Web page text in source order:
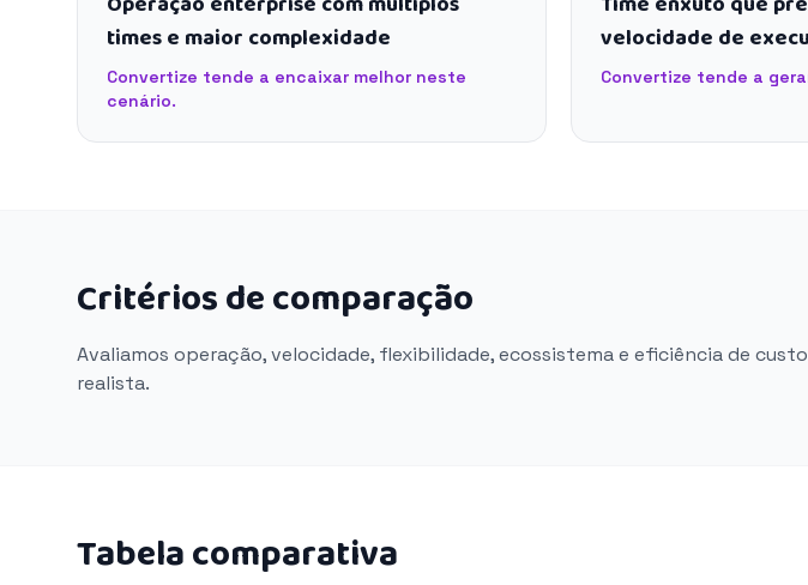
times e maior complexidade
Convertize tende a encaixar melhor neste
cenário.
velocidade de
Convertize tende a
Critérios de comparação
Avaliamos operação, velocidade, flexibilidade, ecossistema e eficiência de
realista.
Tabela comparativa